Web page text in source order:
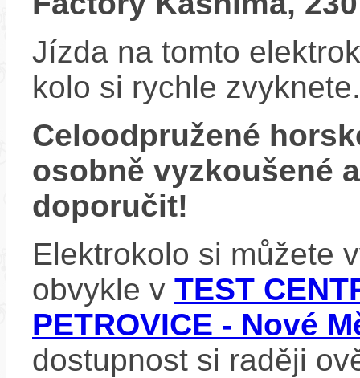
Jízda na tomto
kolo si rychle zvyknete.
Celoodpružené
osobně vyzkoušené
doporučit!
Elektrokolo si můžete
obvykle v TEST
PETROVICE - Nové
dostupnost si raději